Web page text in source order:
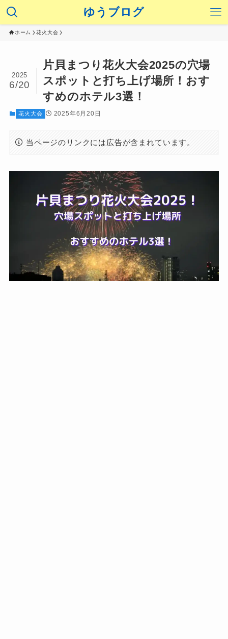
ゆうブログ
ホーム 花火大会
片貝まつり花火大会2025の穴場
スポットと打ち上げ場所！おす
すめのホテル3選！
2025
6/20
花火大会 2025年6月20日
当ページのリンクには広告が含まれています。